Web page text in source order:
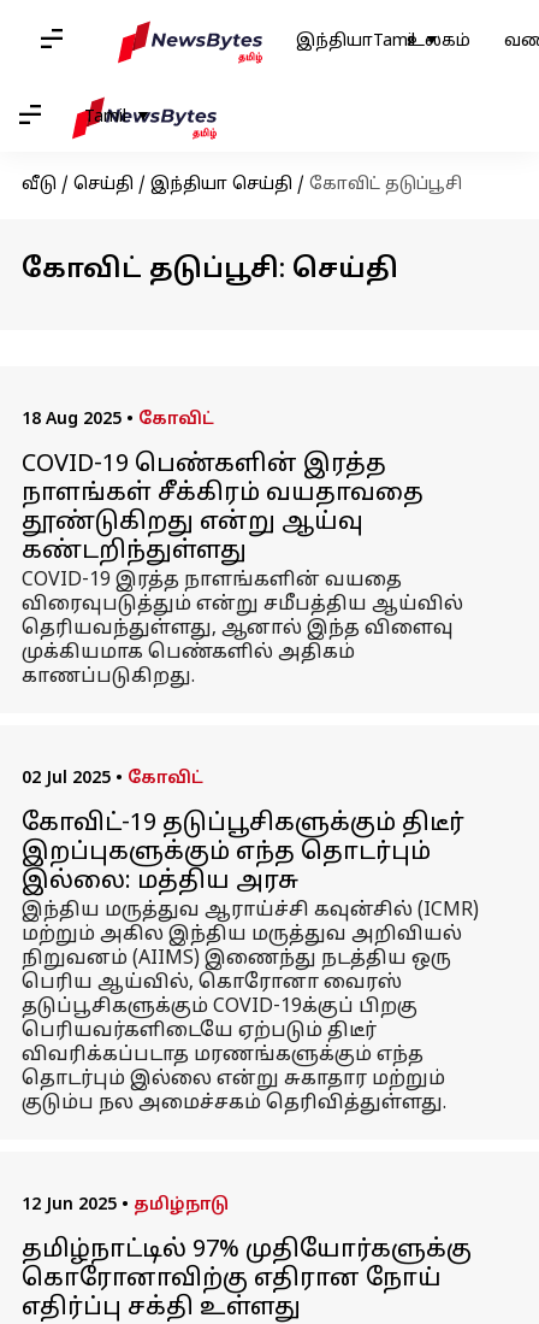
இந்தியா உலகம்
Tamil
Tamil
வீடு / செய்தி / இந்தியா செய்தி / கோவிட் தடுப்பூசி
கோவிட் தடுப்பூசி: செய்தி
18 Aug 2025 • கோவிட்
COVID-19 பெண்களின் இரத்த
நாளங்கள் சீக்கிரம் வயதாவதை
தூண்டுகிறது என்று ஆய்வு
கண்டறிந்துள்ளது
COVID-19 இரத்த நாளங்களின் வயதை
விரைவுபடுத்தும் என்று சமீபத்திய ஆய்வில்
தெரியவந்துள்ளது, ஆனால் இந்த விளைவு
முக்கியமாக பெண்களில் அதிகம்
காணப்படுகிறது.
02 Jul 2025 • கோவிட்
கோவிட்-19 தடுப்பூசிகளுக்கும் திடீர்
இறப்புகளுக்கும் எந்த தொடர்பும்
இல்லை: மத்திய அரசு
இந்திய மருத்துவ ஆராய்ச்சி கவுன்சில் (ICMR)
மற்றும் அகில இந்திய மருத்துவ அறிவியல்
நிறுவனம் (AIIMS) இணைந்து நடத்திய ஒரு
பெரிய ஆய்வில், கொரோனா வைரஸ்
தடுப்பூசிகளுக்கும் COVID-19க்குப் பிறகு
பெரியவர்களிடையே ஏற்படும் திடீர்
விவரிக்கப்படாத மரணங்களுக்கும் எந்த
தொடர்பும் இல்லை என்று சுகாதார மற்றும்
குடும்ப நல அமைச்சகம் தெரிவித்துள்ளது.
12 Jun 2025 • தமிழ்நாடு
தமிழ்நாட்டில் 97% முதியோர்களுக்கு
கொரோனாவிற்கு எதிரான நோய்
எதிர்ப்பு சக்தி உள்ளது